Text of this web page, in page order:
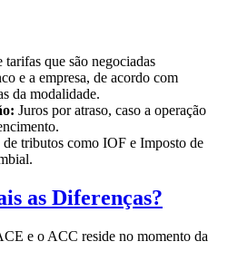
que são negociadas
e a empresa, de acordo com
da modalidade.
Juros por atraso, caso a operação
tributos como IOF e Imposto de
as Diferenças?
e o ACC reside no momento da